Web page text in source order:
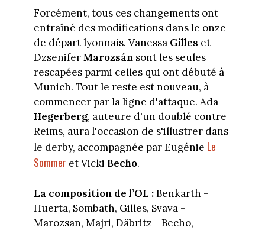
Forcément, tous ces changements ont
entraîné des modifications dans le onze
de départ lyonnais. Vanessa Gilles et
DzseniferMarozsánsont les seules
rescapées parmi celles qui ont débuté à
Munich. Tout le reste est nouveau, à
commencer par la ligne d'attaque. Ada
Hegerberg, auteure d'un doublé contre
Reims, aura l'occasion de s'illustrer dans
le derby, accompagnée par Eugénie Le
Sommer et Vicki Becho.
La composition de l’OL :Benkarth -
Huerta, Sombath, Gilles, Svava -
Marozsan, Majri, Däbritz - Becho,